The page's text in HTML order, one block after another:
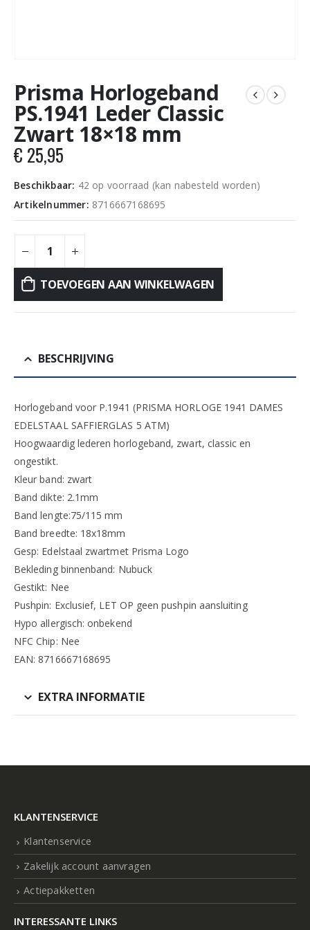
Prisma Horlogeband
PS.1941 Leder Classic
Zwart 18×18 mm
€ 25,95
Beschikbaar: 42 op voorraad (kan nabesteld worden)
Artikelnummer: 8716667168695
TOEVOEGEN AAN WINKELWAGEN
BESCHRIJVING
Horlogeband voor P.1941 (PRISMA HORLOGE 1941 DAMES
EDELSTAAL SAFFIERGLAS 5 ATM)
Hoogwaardig lederen horlogeband, zwart, classic en
ongestikt.
Kleur band: zwart
Band dikte: 2.1mm
Band lengte:75/115 mm
Band breedte: 18x18mm
Gesp: Edelstaal zwartmet Prisma Logo
Bekleding binnenband: Nubuck
Gestikt: Nee
Pushpin: Exclusief, LET OP geen pushpin aansluiting
Hypo allergisch: onbekend
NFC Chip: Nee
EAN: 8716667168695
EXTRA INFORMATIE
KLANTENSERVICE
Klantenservice
Zakelijk account aanvragen
Actiepakketten
INTERESSANTE LINKS